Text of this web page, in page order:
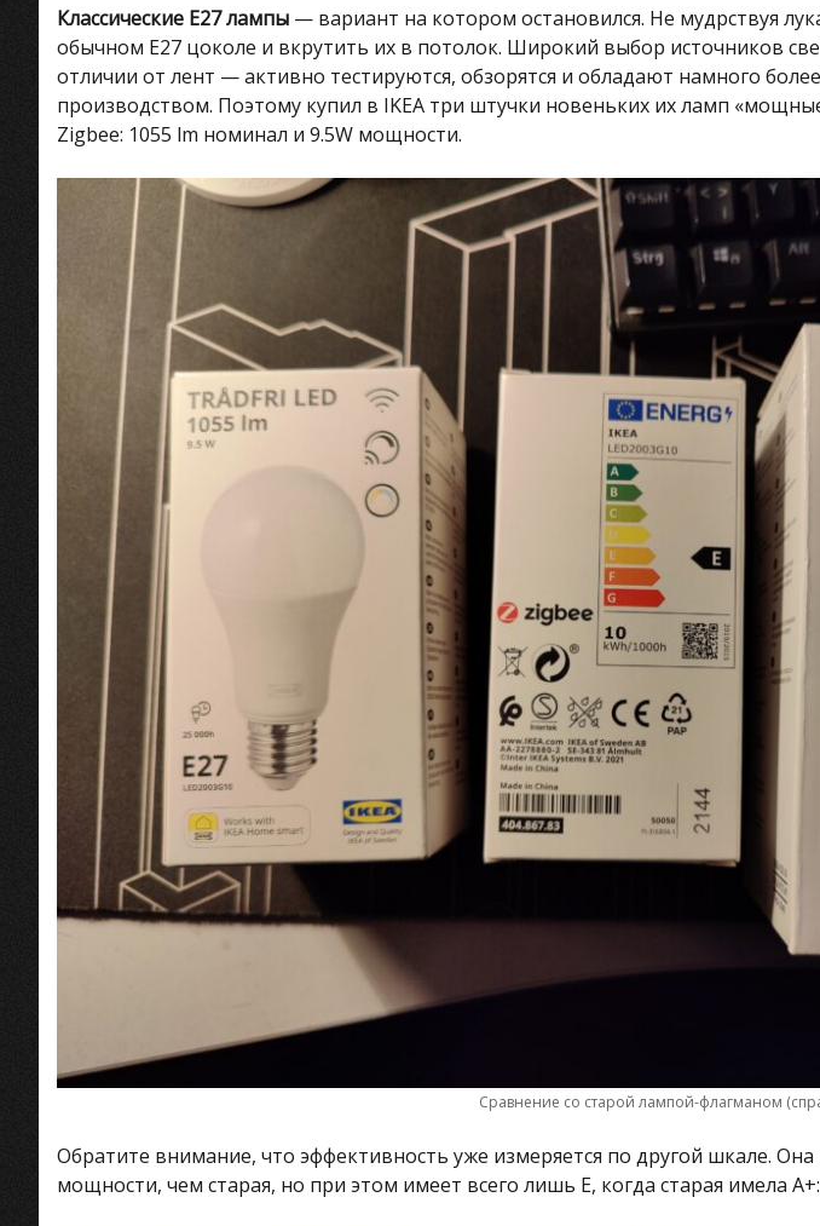
Классические E27 лампы — вариант на котором остановился. Не мудрствуя
обычном E27 цоколе и вкрутить их в потолок. Широкий выбор источников
отличии от лент — активно тестируются, обзорятся и обладают намного
производством. Поэтому купил в IKEA три штучки новеньких их ламп
Zigbee: 1055 lm номинал и 9.5W мощности.
Сравнение со старой лампой-флагманом
Обратите внимание, что эффективность уже измеряется по другой шкале.
мощности, чем старая, но при этом имеет всего лишь E, когда старая имела A+: